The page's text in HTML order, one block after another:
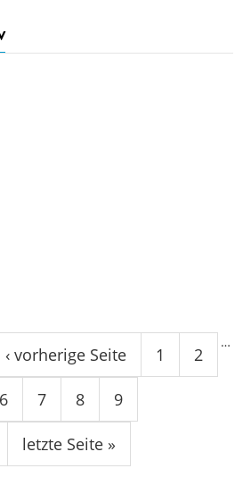
‹ vorherige Seite 1 2
6 7 8 9
…
letzte Seite »